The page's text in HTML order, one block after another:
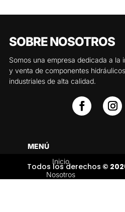
SOBRE NOSOTROS
Somos una empresa dedicada a la
y venta de componentes
industriales de alta calidad.
MENÚ
Inicio
Nosotros
Todos los derechos ©